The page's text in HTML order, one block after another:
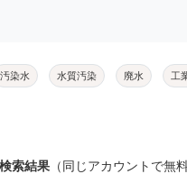
汚染水 水質汚染 廃水 工
索結果 （同じアカウントで無